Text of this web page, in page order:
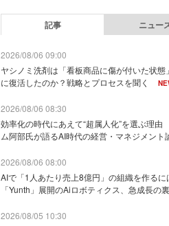
記事 ニュー
2026/08/06 09:00
ヤシノミ洗剤は「看板商品に傷が付いた状態
に復活したのか？戦略とプロセスを聞く
2026/08/06 08:30
効率化の時代にあえて“超属人化”を選ぶ理
ム阿部氏が語るAI時代の経営・マネジメント
2026/08/06 08:00
AIで「1人あたり売上8億円」の組織を作るに
「Yunth」展開のAiロボティクス、急成長の
2026/08/05 10:30